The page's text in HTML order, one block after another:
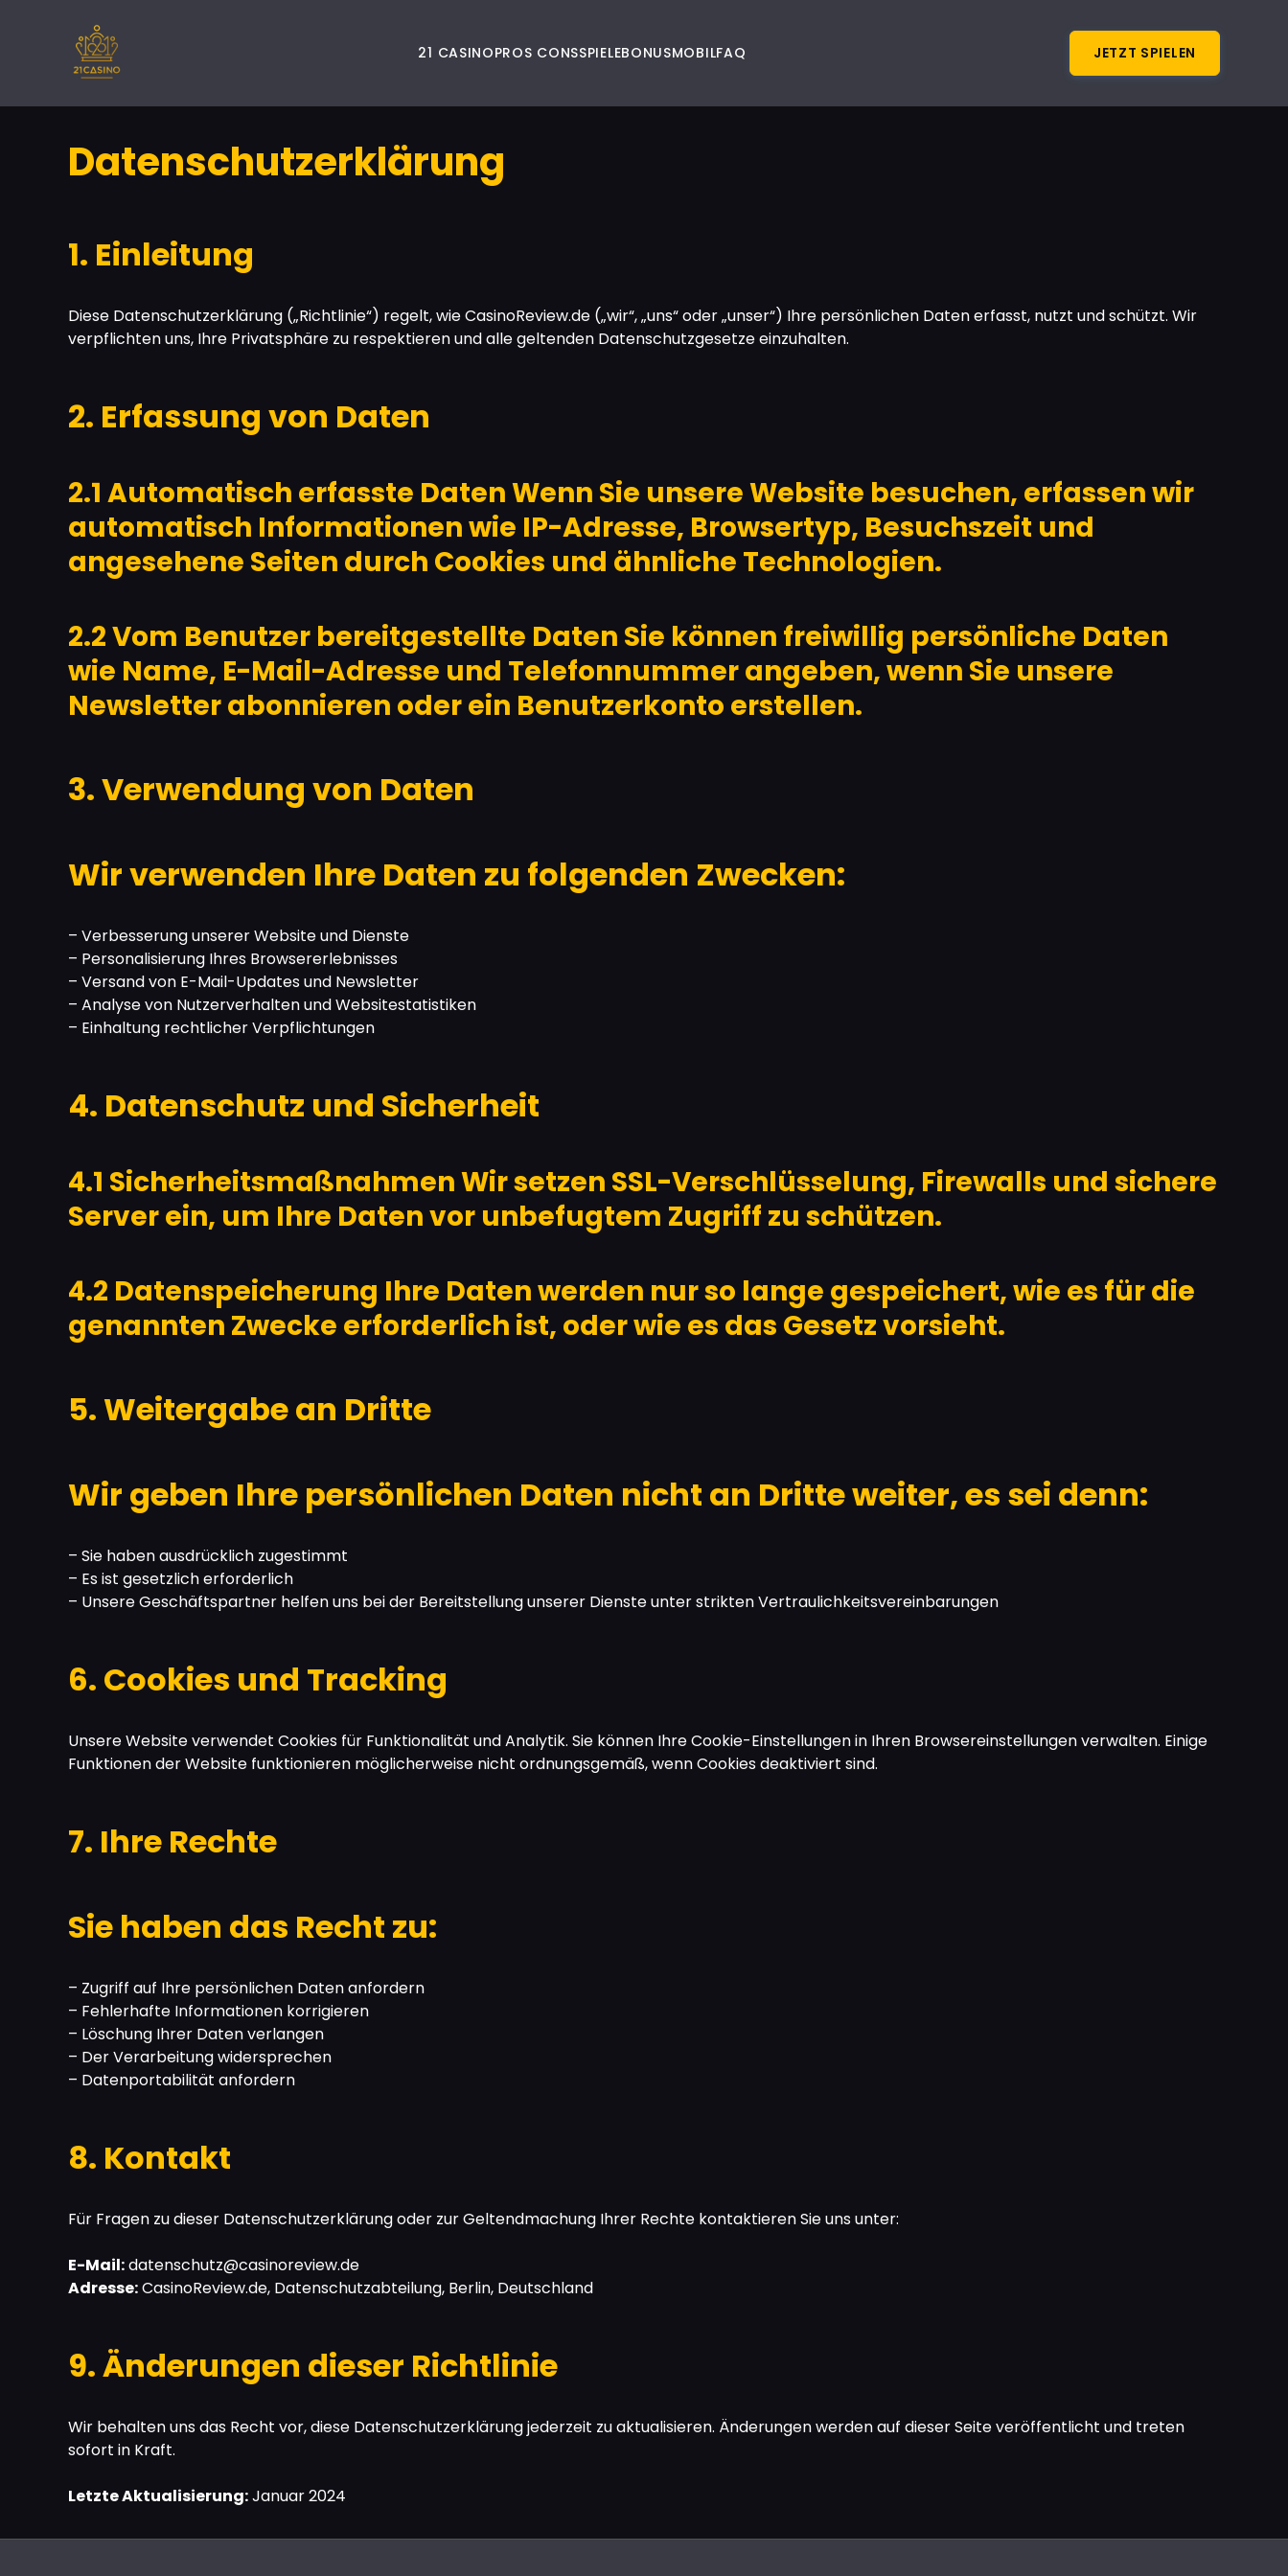
21 CASINOPROS CONSSPIELEBONUSMOBILFAQ JETZT SPIELEN
Datenschutzerklärung
1. Einleitung
Diese Datenschutzerklärung („Richtlinie“) regelt, wie CasinoReview.de („wir“, „uns“ oder „unser“) Ihre persönlichen Daten erfasst, nutzt und schützt. Wir
verpflichten uns, Ihre Privatsphäre zu respektieren und alle geltenden Datenschutzgesetze einzuhalten.
2. Erfassung von Daten
2.1 Automatisch erfasste Daten Wenn Sie unsere Website besuchen, erfassen wir
automatisch Informationen wie IP-Adresse, Browsertyp, Besuchszeit und
angesehene Seiten durch Cookies und ähnliche Technologien.
2.2 Vom Benutzer bereitgestellte Daten Sie können freiwillig persönliche Daten
wie Name, E-Mail-Adresse und Telefonnummer angeben, wenn Sie unsere
Newsletter abonnieren oder ein Benutzerkonto erstellen.
3. Verwendung von Daten
Wir verwenden Ihre Daten zu folgenden Zwecken:
– Verbesserung unserer Website und Dienste
– Personalisierung Ihres Browsererlebnisses
– Versand von E-Mail-Updates und Newsletter
– Analyse von Nutzerverhalten und Websitestatistiken
– Einhaltung rechtlicher Verpflichtungen
4. Datenschutz und Sicherheit
4.1 Sicherheitsmaßnahmen Wir setzen SSL-Verschlüsselung, Firewalls und sichere
Server ein, um Ihre Daten vor unbefugtem Zugriff zu schützen.
4.2 Datenspeicherung Ihre Daten werden nur so lange gespeichert, wie es für die
genannten Zwecke erforderlich ist, oder wie es das Gesetz vorsieht.
5. Weitergabe an Dritte
Wir geben Ihre persönlichen Daten nicht an Dritte weiter, es sei denn:
– Sie haben ausdrücklich zugestimmt
– Es ist gesetzlich erforderlich
– Unsere Geschäftspartner helfen uns bei der Bereitstellung unserer Dienste unter strikten Vertraulichkeitsvereinbarungen
6. Cookies und Tracking
Unsere Website verwendet Cookies für Funktionalität und Analytik. Sie können Ihre Cookie-Einstellungen in Ihren Browsereinstellungen verwalten. Einige
Funktionen der Website funktionieren möglicherweise nicht ordnungsgemäß, wenn Cookies deaktiviert sind.
7. Ihre Rechte
Sie haben das Recht zu:
– Zugriff auf Ihre persönlichen Daten anfordern
– Fehlerhafte Informationen korrigieren
– Löschung Ihrer Daten verlangen
– Der Verarbeitung widersprechen
– Datenportabilität anfordern
8. Kontakt
Für Fragen zu dieser Datenschutzerklärung oder zur Geltendmachung Ihrer Rechte kontaktieren Sie uns unter:
E-Mail:datenschutz@casinoreview.de
Adresse:CasinoReview.de, Datenschutzabteilung, Berlin, Deutschland
9. Änderungen dieser Richtlinie
Wir behalten uns das Recht vor, diese Datenschutzerklärung jederzeit zu aktualisieren. Änderungen werden auf dieser Seite veröffentlicht und treten
sofort in Kraft.
Letzte Aktualisierung:Januar 2024